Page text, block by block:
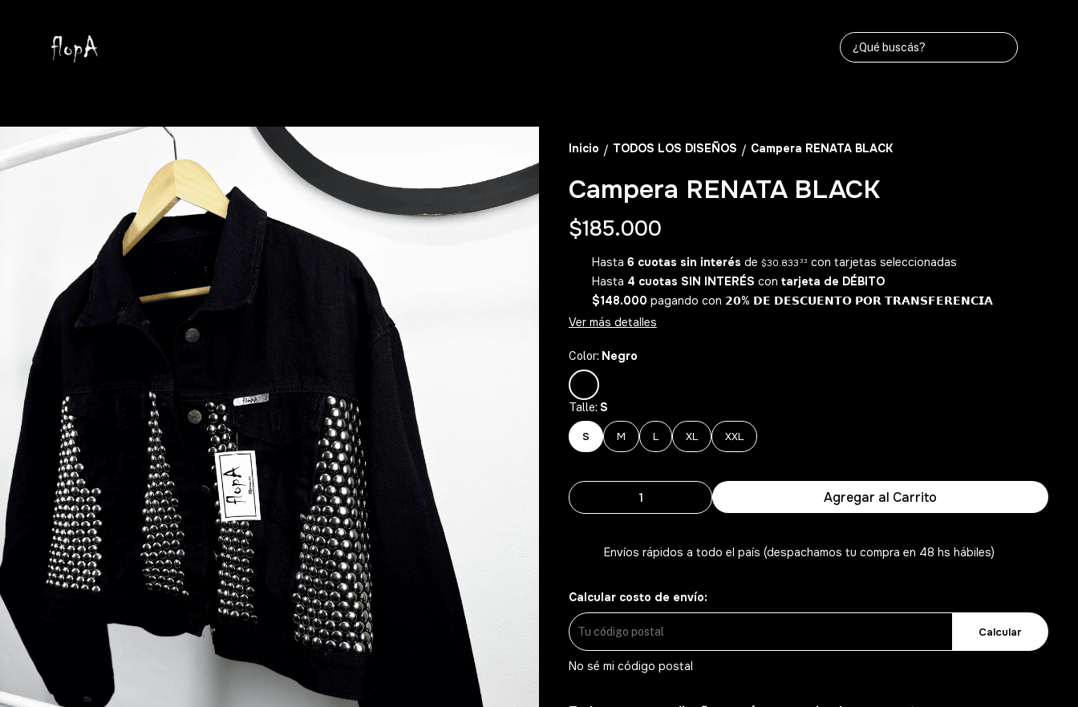
Inicio / TODOS LOS DISEÑOS / Campera RENATA BLACK
Campera RENATA BLACK
$185.000
Hasta 6 cuotas sin interés de $30.833 33 con tarjetas seleccionadas
Hasta 4 cuotas SIN INTERÉS con tarjeta de DÉBITO
$148.000 pagando con 𝟮𝟬% 𝗗𝗘 𝗗𝗘𝗦𝗖𝗨𝗘𝗡𝗧𝗢 𝗣𝗢𝗥 𝗧𝗥𝗔𝗡𝗦𝗙𝗘𝗥𝗘𝗡𝗖𝗜𝗔
Ver más detalles
Color: Negro
Talle: S
S M L XL XXL
Agregar al Carrito
Envíos rápidos a todo el país (despachamos tu compra en 48 hs hábiles)
Calcular costo de envío:
Calcular
No sé mi código postal